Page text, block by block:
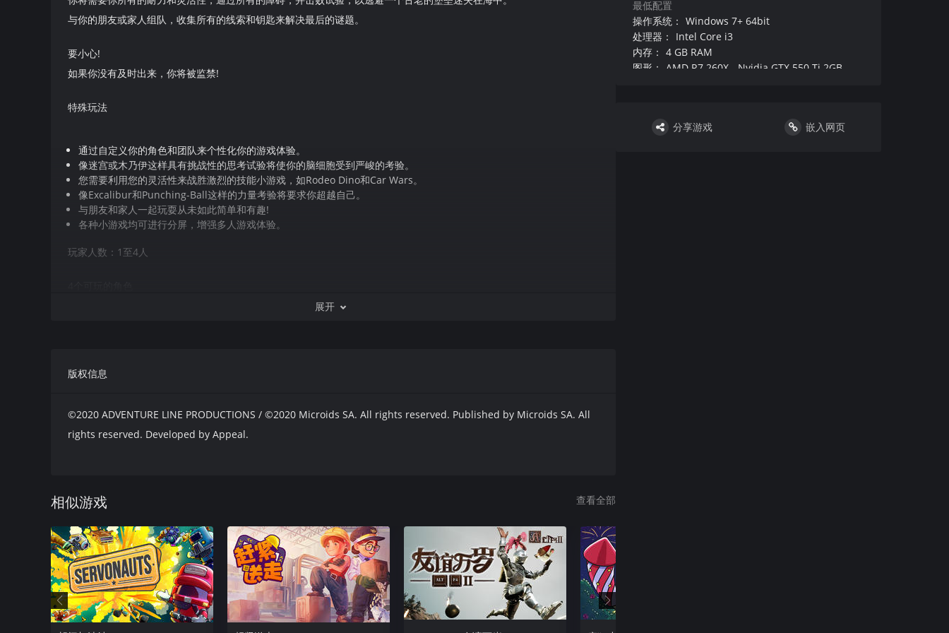
与你的朋友或家人组队，收集所有的线索和钥匙来解决最后的谜题。
要小心!
如果你没有及时出来，你将被监禁!
特殊玩法
通过自定义你的角色和团队来个性化你的游戏体验。
像迷宫或木乃伊这样具有挑战性的思考试验将使你的脑细胞受到严峻的考验。
您需要利用您的灵活性来战胜激烈的技能小游戏，如Rodeo Dino和Car Wars。
像Excalibur和Punching-Ball这样的力量考验将要求你超越自己。
与朋友和家人一起玩耍从未如此简单和有趣!
各种小游戏均可进行分屏，增强多人游戏体验。
玩家人数：1至4人
竞争或合作派对游戏模式
展开
版权信息
©2020 ADVENTURE LINE PRODUCTIONS / ©2020 Microids SA. All rights reserved. Published by Microids SA. All
rights reserved. Developed by Appeal.
相似游戏 查看全部
最低配置
操作系统 ： Windows 7+ 64bit
处理器 ：
Intel Core i3
内存 ： 4 GB RAM
图形 ：
AMD R7 260X - Nvidia GTX 550 Ti 2GB
：
分享游戏 嵌入网页